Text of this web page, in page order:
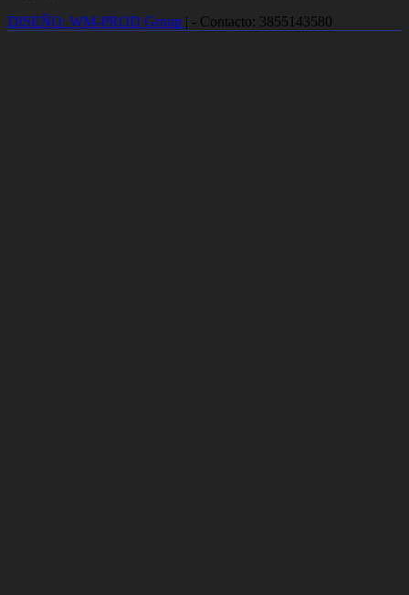
DISEÑO: WM-PROD Group | - Contacto: 3855143580